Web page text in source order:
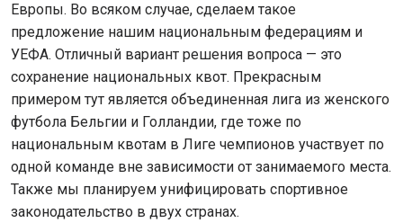
Европы. Во всяком случае, сделаем такое
предложение нашим национальным федерациям и
УЕФА. Отличный вариант решения вопроса — это
сохранение национальных квот. Прекрасным
примером тут является объединенная лига из женского
футбола Бельгии и Голландии, где тоже по
национальным квотам в Лиге чемпионов участвует по
одной команде вне зависимости от занимаемого места.
Также мы планируем унифицировать спортивное
законодательство в двух странах.